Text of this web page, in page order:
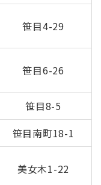
笹目4-29
笹目6-26
笹目8-5
笹目南町18-1
美女木1-22